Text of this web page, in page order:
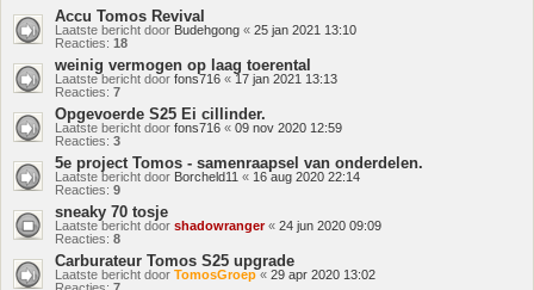
Accu Tomos Revival
Laatste bericht door Budehgong « 25 jan 2021 13:10
Reacties: 18
weinig vermogen op laag toerental
Laatste bericht door fons716 «17 jan 2021 13:13
Reacties: 7
Opgevoerde S25 Ei cillinder.
Laatste bericht door fons716 « 09 nov 2020 12:59
Reacties: 3
5e project Tomos - samenraapsel van onderdelen.
Laatste bericht door Borcheld11 « 16 aug 2020 22:14
Reacties: 9
sneaky 70 tosje
Laatste bericht door shadowranger« 24 jun 2020 09:09
Reacties: 8
Carburateur Tomos S25 upgrade
Laatste bericht door TomosGroep« 29 apr 2020 13:02